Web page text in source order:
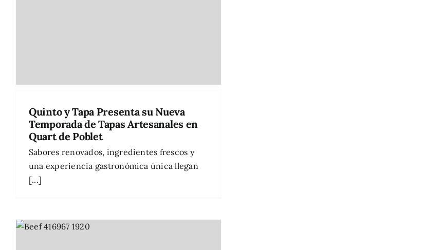
Quinto y Tapa Presenta su Nueva
Temporada de Tapas Artesanales en
Quart de Poblet
Sabores renovados, ingredientes frescos y
una experiencia gastronómica única llegan
[...]